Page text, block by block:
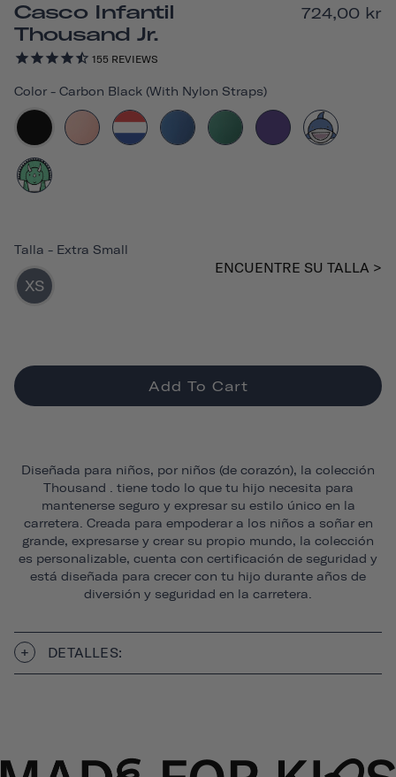
Casco Infantil
Thousand Jr.
155 REVIEWS
724,00 kr
Color - Carbon Black (with Nylon Straps)
Talla - Extra Small
XS
ENCUENTRE SU TALLA >
Add To Cart
Diseñada para niños, por niños (de corazón), la colección
Thousand . tiene todo lo que tu hijo necesita para
mantenerse seguro y expresar su estilo único en la
carretera. Creada para empoderar a los niños a soñar en
grande, expresarse y crear su propio mundo, la colección
es personalizable, cuenta con certificación de seguridad y
está diseñada para crecer con tu hijo durante años de
diversión y seguridad en la carretera.
DETALLES: